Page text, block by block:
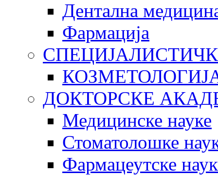
Дентална
Фармација
ДОКТОРСКЕ
Медицинске науке
Стоматолошке
Фармацеутске